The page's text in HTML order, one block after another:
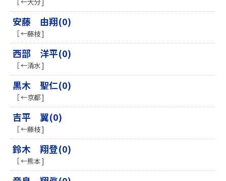
安藤 由翔(0)
［ ←藤枝 ]
西部 洋平(0)
［ ←清水 ]
黒木 聖仁(0)
［ ←京都 ]
吉平 翼(0)
［ ←藤枝 ]
鈴木 翔登(0)
［ ←熊本 ]